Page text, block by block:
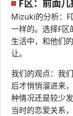
F区：前面
Mizuki的分析：F
一样的。选择F
生活中，和他们
让。
我们的观点：我
后才悄悄溜进来
种情况还是较少
当时的恋爱关系